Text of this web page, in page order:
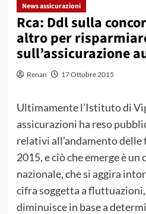
News assicurazioni
Rca: Ddl sulla
altro per
sull’assicurazione
Renan 17 Ottobre 2015
Ultimamente l’Istituto di
assicurazioni ha reso
relativi all’andamento delle
2015, e ciò che emerge è
nazionale, che si aggira
cifra soggetta a
diminuisce in base a